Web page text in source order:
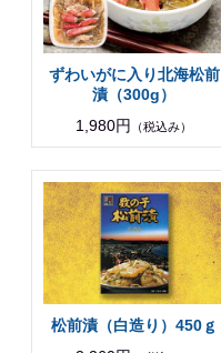
ずわいがに入り北海松前
漬（300g）
1,980円
（税込み）
松前漬（白造り）450ｇ